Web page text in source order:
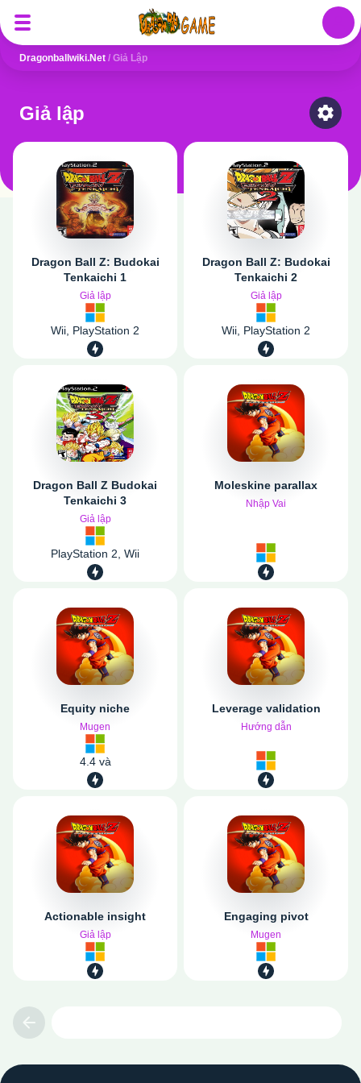
Dragonballwiki.net / Giả Lập
Giả lập
Select
Dragon Ball Z: Budokai
Tenkaichi 1
Giả lập
Wii, PlayStation 2
Dragon Ball Z: Budokai
Tenkaichi 2
Giả lập
Wii, PlayStation 2
Dragon Ball Z Budokai
Tenkaichi 3
Giả lập
PlayStation 2, Wii
Moleskine parallax
Nhập Vai
Equity niche
Mugen
4.4 và
Leverage validation
Hướng dẫn
Actionable insight
Giả lập
Engaging pivot
Mugen